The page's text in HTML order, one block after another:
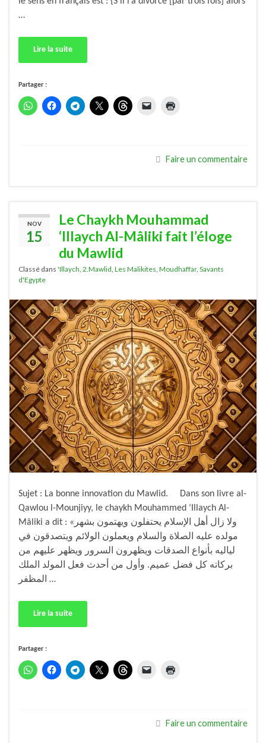
…
Lire la suite
Partager :
Faire un commentaire
NOV
15
Le Chaykh Mouhammad
‘Illaych Al-Mâliki fait l’éloge
du Mawlid
Classé dans 'Illaych 2.Mawlid Les Malikites Moudhaffar, Savants
d'Egypte
Sujet : La bonne innovation du Mawlid. Dans son livre al-
Qawlou l-Mounjiyy, le chaykh Mouhammed ‘Illaych Al-
Mâliki a dit : «ولا زال أهل الإسلام يحتفلون ويهتمون بشهر
مولده عليه الصلاة والسلام ويعملون الولائم ويتصدقون في
لياليه بأنواع الصدقات ويظهرون السرور ويظهر عليهم من
بركاته كل فضل عميم. وأول من أحدث فعل المولد الملك
المظفر …
Lire la suite
Partager :
Faire un commentaire